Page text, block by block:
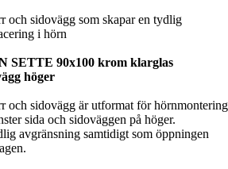
och sidovägg som skapar en tydlig
i hörn
SETTE 90x100 krom klarglas
höger
och sidovägg är utformat för hörnmontering
sida och sidoväggen på höger.
avgränsning samtidigt som öppningen